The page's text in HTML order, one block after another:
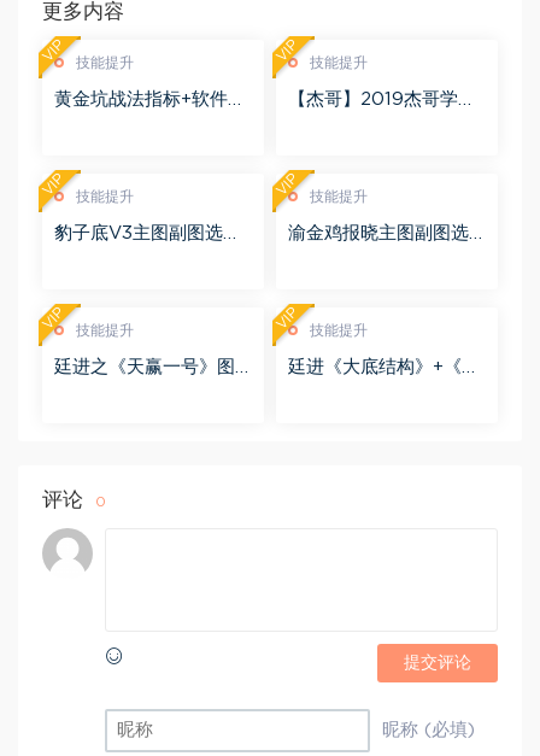
更多内容
技能提升
黄金坑战法指标+软件
VIP 技能提升
【杰哥】2019杰哥学霸
36M)
VIP
技能提升
豹子底V3主图副图选股
VIP 技能提升
渝金鸡报晓主图副图选
VIP
技能提升
廷进之《天赢一号》图
VIP 技能提升
廷进《大底结构》+《短
VIP
评论 0
提交评论
昵称 (必填)